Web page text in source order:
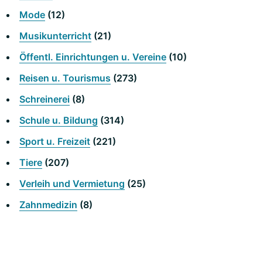
Mode (12)
Musikunterricht (21)
Öffentl. Einrichtungen u. Vereine (10)
Reisen u. Tourismus (273)
Schreinerei (8)
Schule u. Bildung (314)
Sport u. Freizeit (221)
Tiere (207)
Verleih und Vermietung (25)
Zahnmedizin (8)